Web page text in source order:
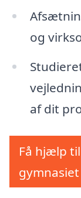
og
af dit
Få hjælp